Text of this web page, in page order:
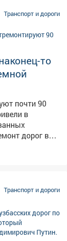
более 50
и обширная
проект
Грим»,
артисты, которых недавно отобрали. Фото: АиФ
Транспорт и дороги
то
почти 90
в
жизни". Как
половины
Кузнецкий –
из 8,
власти
на те,
Транспорт и дороги